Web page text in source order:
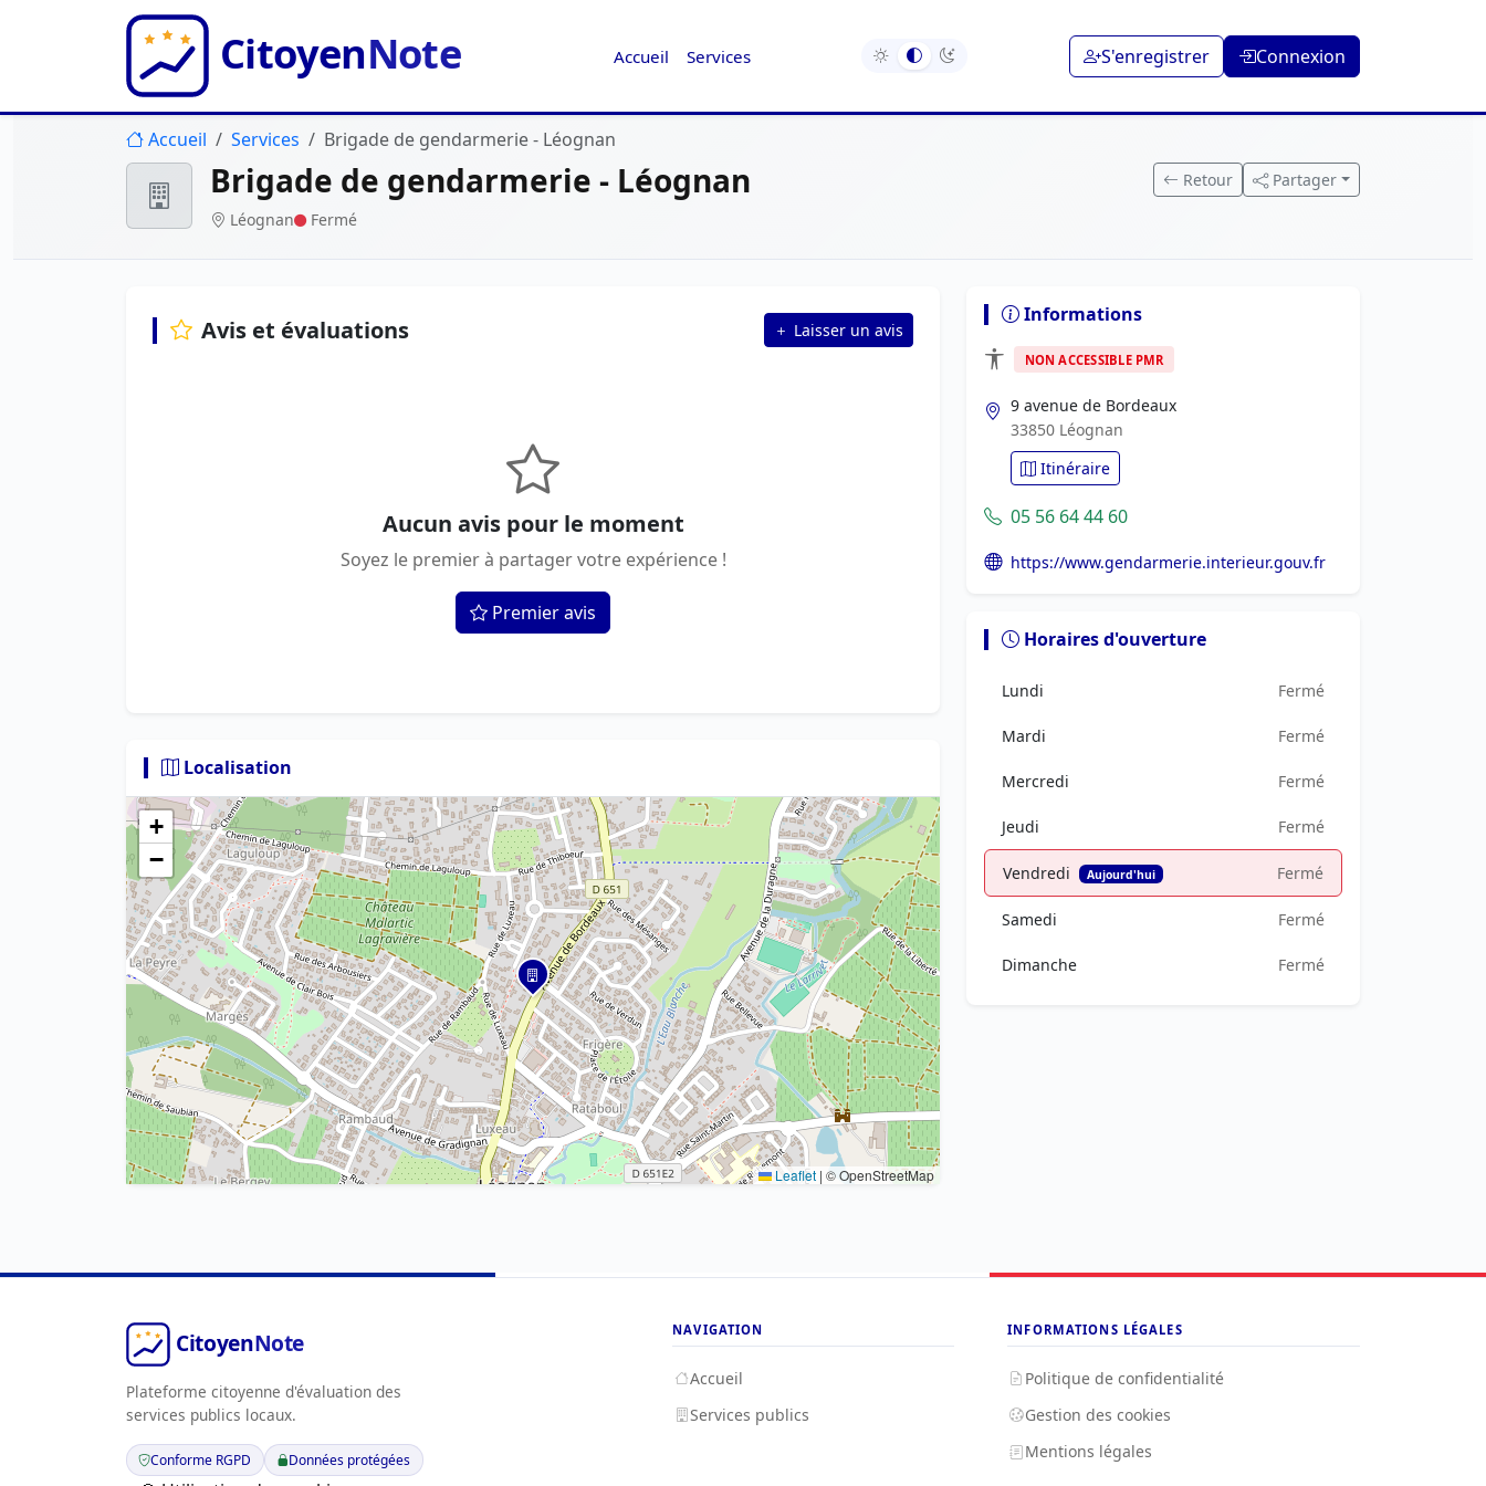
Accueil Services S'enregistrer Connexion
Accueil Services Brigade de gendarmerie - Léognan
Brigade de gendarmerie - Léognan
Léognan Fermé
Retour Partager
Avis et évaluations Laisser un avis
Aucun avis pour le moment
Soyez le premier à partager votre expérience !
Premier avis
Localisation
+
−
Leaflet | © OpenStreetMap
Informations
NON ACCESSIBLE PMR
9 avenue de Bordeaux
33850 Léognan
Itinéraire
05 56 64 44 60
https://www.gendarmerie.interieur.gouv.fr
Horaires d'ouverture
Lundi Fermé
Mardi Fermé
Mercredi Fermé
Jeudi Fermé
Vendredi Aujourd'hui Fermé
Samedi Fermé
Dimanche Fermé
Plateforme citoyenne d'évaluation des
services publics locaux.
Conforme RGPD Données protégées
NAVIGATION
Accueil
Services publics
INFORMATIONS LÉGALES
Politique de confidentialité
Gestion des cookies
Mentions légales